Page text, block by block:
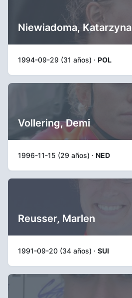
Niewiadoma, Katarzyna
1994-09-29 (31 años) · POL
Vollering, Demi
1996-11-15 (29 años) · NED
Reusser, Marlen
1991-09-20 (34 años) · SUI